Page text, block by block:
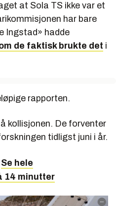
at Sola TS ikke var et
har bare
Ingstad» hadde
de faktisk brukte det i
rapporten.
kollisjonen. De forventer
tidligst juni i år.
Se hele
14 minutter